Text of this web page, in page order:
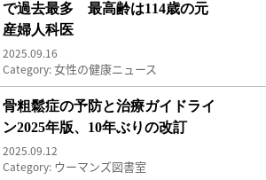
で過去最多 最高齢は114歳の元
産婦人科医
2025.09.16
Category:女性の健康ニュース
骨粗鬆症の予防と治療ガイドライン2025年版、
骨粗鬆症の予防と治療ガイドライ
ン2025年版、10年ぶりの改訂
2025.09.12
Category: ウーマンズ図書室